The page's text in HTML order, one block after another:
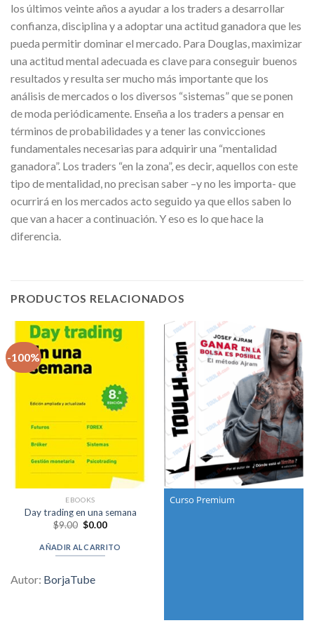
los últimos veinte años a ayudar a los traders a desarrollar
confianza, disciplina y a adoptar una actitud ganadora que les
pueda permitir dominar el mercado. Para Douglas, maximizar
una actitud mental adecuada es clave para conseguir buenos
resultados y resulta ser mucho más importante que los
análisis de mercados o los diversos “sistemas” que se ponen
de moda periódicamente. Enseña a los traders a pensar en
términos de probabilidades y a tener las convicciones
fundamentales necesarias para adquirir una “mentalidad
ganadora”. Los traders “en la zona”, es decir, aquellos con este
tipo de mentalidad, no precisan saber –y no les importa- que
ocurrirá en los mercados acto seguido ya que ellos saben lo
que van a hacer a continuación. Y eso es lo que hace la
diferencia.
PRODUCTOS RELACIONADOS
-100%
EBOOKS
Day trading en una semana
$9.00 Original
was:
$9.00.
$0.00Current
is:
$0.00.
AÑADIR AL CARRITO
Autor: BorjaTube
Curso Premium